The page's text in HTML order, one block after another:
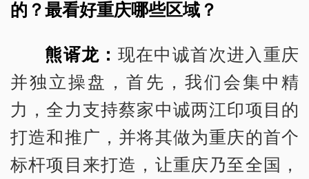
的？最看好重庆哪些区域？
熊谞龙： 现在中诚首次进入重庆
并独立操盘，首先，我们会集中精
力，全力支持蔡家中诚两江印项目的
打造和推广，并将其做为重庆的首个
标杆项目来打造，让重庆乃至全国，